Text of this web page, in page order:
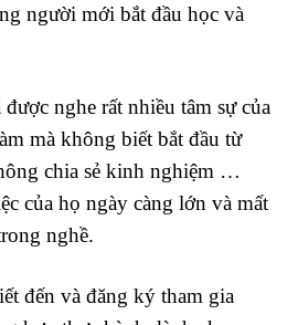
người mới bắt đầu học và
được nghe rất nhiều tâm sự của
mà không biết bắt đầu từ
chia sẻ kinh nghiệm …
của họ ngày càng lớn và mất
nghề.
đến và đăng ký tham gia